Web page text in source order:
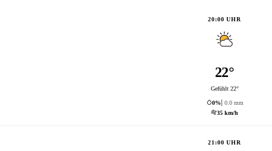
20:00 UHR
22°
Gefühlt 22°
0%
0.0 mm
35 km/h
21:00 UHR